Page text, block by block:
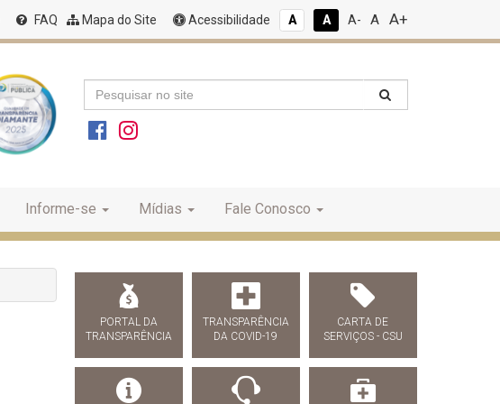
FAQ Mapa do Site Acessibilidade A A A- A A+
Informe-se Mídias Fale Conosco
PORTAL DA
TRANSPARÊNCIA
TRANSPARÊNCIA
DA COVID-19
CARTA DE
SERVIÇOS - CSU